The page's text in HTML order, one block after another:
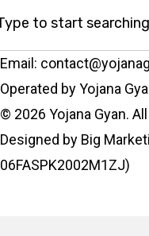
Email:
Operated by Yojana
© 2026 Yojana Gyan.
Designed by Big
06FASPK2002M1ZJ)